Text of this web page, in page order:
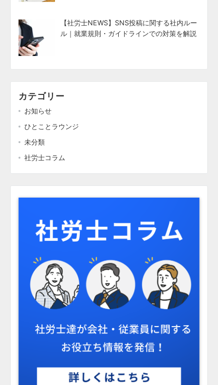
【社労士NEWS】SNS投稿に関する社内ルー
ル｜就業規則・ガイドラインでの対策を解説
カテゴリー
お知らせ
ひとことラウンジ
未分類
社労士コラム